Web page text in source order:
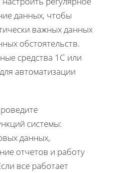
данных, чтобы
важных данных
обстоятельств.
средства 1С или
автоматизации
системы:
данных,
отчетов и работу
все работает